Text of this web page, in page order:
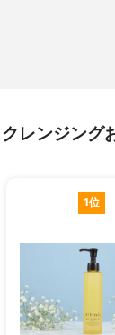
クレンジング
1位